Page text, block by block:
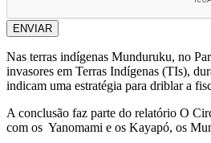
ENVIAR
Nas terras indígenas Munduruku, no
invasores em Terras Indígenas (TIs),
indicam uma estratégia para driblar a
A conclusão faz parte do relatório O
com os Yanomami e os Kayapó, os